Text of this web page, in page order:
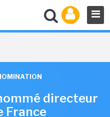
directeur
France